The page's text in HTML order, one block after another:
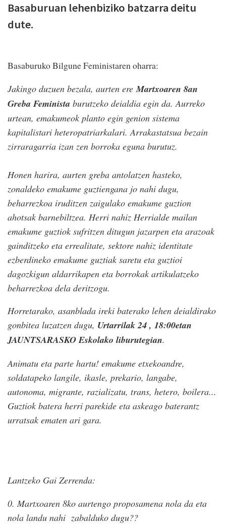
Basaburuan lehenbiziko batzarra deitu
dute.
Basaburuko Bilgune Feministaren oharra:
Jakingo duzuen bezala, aurten ere Martxoaren 8an
Greba Feminista burutzeko deialdia egin da. Aurreko
urtean, emakumeok planto egin genion sistema
kapitalistari heteropatriarkalari. Arrakastatsua bezain
zirraragarria izan zen borroka eguna burutuz.
Honen harira, aurten greba antolatzen hasteko,
zonaldeko emakume guztiengana jo nahi dugu,
beharrezkoa iruditzen zaigulako emakume guztion
ahotsak barnebiltzea. Herri nahiz Herrialde mailan
emakume guztiok sufritzen ditugun jazarpen eta arazoak
gainditzeko eta errealitate, sektore nahiz identitate
ezberdineko emakume guztiak saretu eta guztioi
dagozkigun aldarrikapen eta borrokak artikulatzeko
beharrezkoa dela deritzogu.
Horretarako, asanblada ireki baterako lehen deialdirako
gonbitea luzatzen dugu, Urtarrilak 24, 18:00etan
JAUNTSARASKO Eskolako liburutegian.
Animatu eta parte hartu! emakume etxekoandre,
soldatapeko langile, ikasle, prekario, langabe,
autonoma, migrante, razializatu, trans, hetero, boilera...
Guztiok batera herri parekide eta askeago baterantz
urratsak ematen ari gara.
Lantzeko Gai Zerrenda:
0. Martxoaren 8ko aurtengo proposamena nola da eta
nola landu nahi zabalduko dugu??